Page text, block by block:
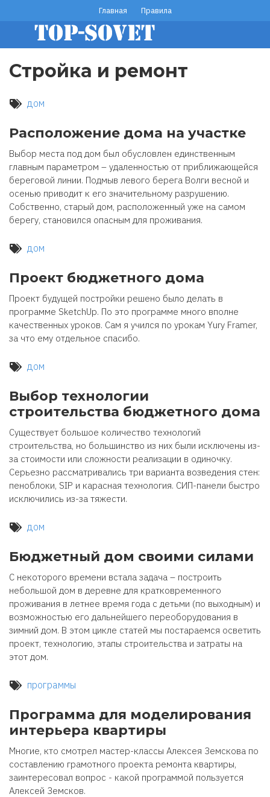
основному
содержанию
footer
menu
Главная Правила
Стройка и ремонт
дом
Расположение дома на участке
Выбор места под дом был обусловлен единственным
главным параметром – удаленностью от приближающейся
береговой линии. Подмыв левого берега Волги весной и
осенью приводит к его значительному разрушению.
Собственно, старый дом, расположенный уже на самом
берегу, становился опасным для проживания.
дом
Проект бюджетного дома
Проект будущей постройки решено было делать в
программе SketchUp. По это программе много вполне
качественных уроков. Сам я учился по урокам Yury Framer,
за что ему отдельное спасибо.
дом
Выбор технологии
строительства бюджетного дома
Существует большое количество технологий
строительства, но большинство из них были исключены из-
за стоимости или сложности реализации в одиночку.
Серьезно рассматривались три варианта возведения стен:
пеноблоки, SIP и карасная технология. СИП-панели быстро
исключились из-за тяжести.
дом
Бюджетный дом своими силами
С некоторого времени встала задача – построить
небольшой дом в деревне для кратковременного
проживания в летнее время года с детьми (по выходным) и
возможностью его дальнейшего переоборудования в
зимний дом. В этом цикле статей мы постараемся осветить
проект, технологию, этапы строительства и затраты на
этот дом.
программы
Программа для моделирования
интерьера квартиры
Многие, кто смотрел мастер-классы Алексея Земскова по
составлению грамотного проекта ремонта квартиры,
заинтересовал вопрос - какой программой пользуется
Алексей Земсков.